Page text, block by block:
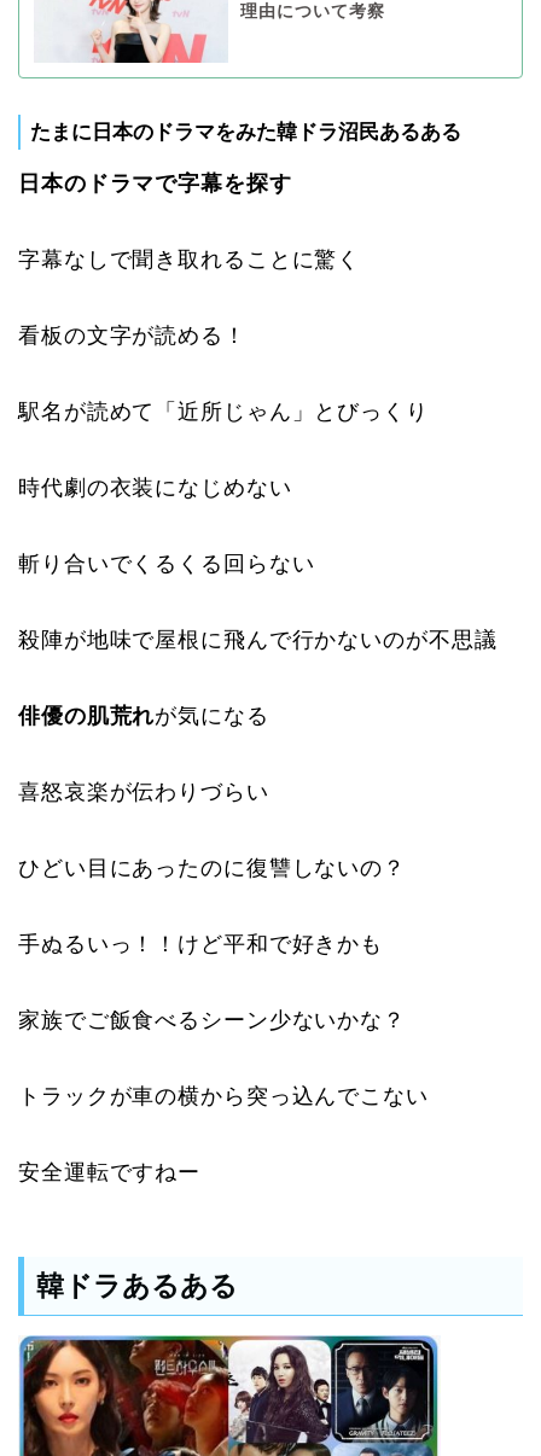
理由について考察
たまに日本のドラマをみた韓ドラ沼民あるある
日本のドラマで字幕を探す
字幕なしで聞き取れることに驚く
看板の文字が読める！
駅名が読めて「近所じゃん」とびっくり
時代劇の衣装になじめない
斬り合いでくるくる回らない
殺陣が地味で屋根に飛んで行かないのが不思議
俳優の肌荒れが気になる
喜怒哀楽が伝わりづらい
ひどい目にあったのに復讐しないの？
手ぬるいっ！！けど平和で好きかも
家族でご飯食べるシーン少ないかな？
トラックが車の横から突っ込んでこない
安全運転ですねー
韓ドラあるある